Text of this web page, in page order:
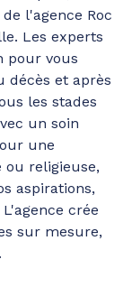
l'agence Roc
Les experts
pour vous
décès et après
les stades
un soin
une
ou religieuse,
aspirations,
crée
sur mesure,